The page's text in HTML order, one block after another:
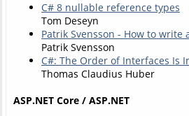
C# 8 nullable reference types
Tom Deseyn
Patrik Svensson - How to write
Patrik Svensson
C#: The Order of Interfaces Is
Thomas Claudius Huber
ASP.NET Core / ASP.NET